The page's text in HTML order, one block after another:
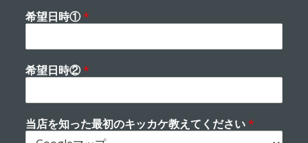
希望日時①*
希望日時②*
当店を知った最初のキッカケ教えてください*